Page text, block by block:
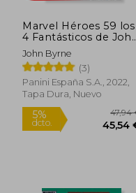
Marvel Héroes 59 los
4 Fantásticos de
Byrne 1
John Byrne
(3)
Panini España S.A., 2022,
Tapa Dura, Nuevo